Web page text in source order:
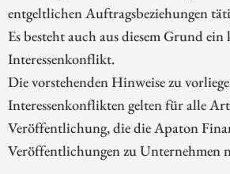
entgeltlichen Auftragsbeziehungen
Es besteht auch aus diesem Grund
Interessenkonflikt.
Die vorstehenden Hinweise zu
Interessenkonflikten gelten für alle
Veröffentlichung, die die Apaton
Veröffentlichungen zu Unternehmen